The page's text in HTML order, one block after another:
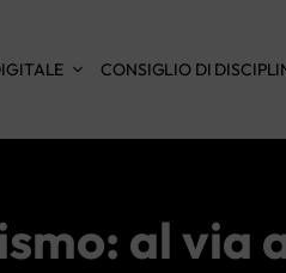
CONSIGLIO DI
al via